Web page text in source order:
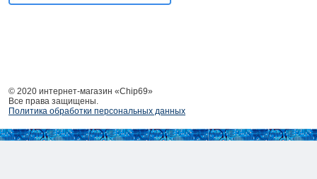
© 2020 интернет-магазин «Chip69»
Все права защищены.
Политика обработки персональных данных